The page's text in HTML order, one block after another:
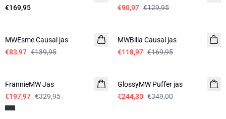
€169,95
€90,97 €129,95
MWEsme Causal jas
€83,97 €139,95
MWBilla Causal jas
€118,97 €169,95
FrannieMW Jas
€197,97 €329,95
GlossyMW Puffer jas
€244,30 €349,00
-30%